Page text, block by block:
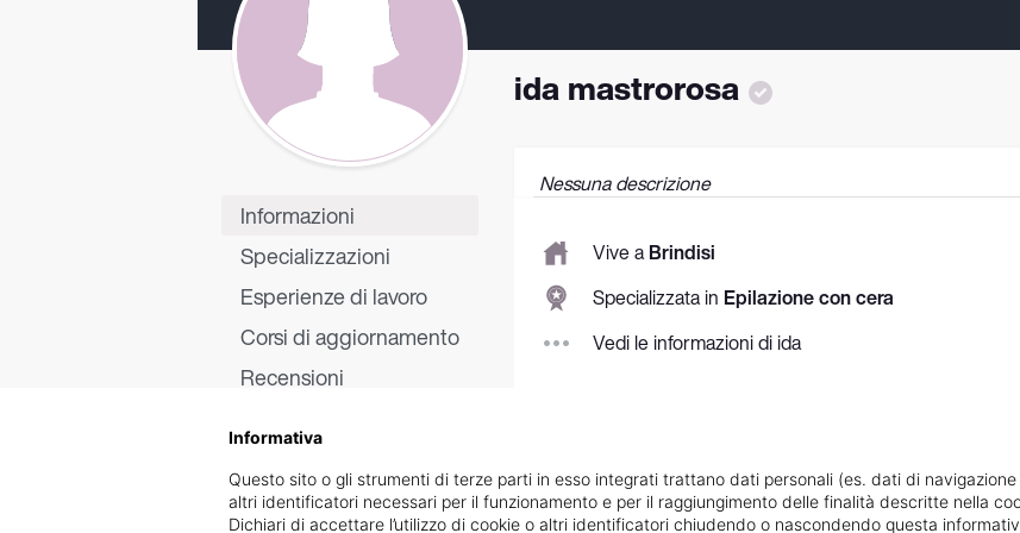
Informazioni
Specializzazioni
Esperienze di lavoro
Corsi di aggiornamento
Recensioni
ida mastrorosa
Nessuna descrizione
Vive aBrindisi
Specializzata in Epilazione con cera
Vedi le informazioni di ida
Informativa
Questo sito o gli strumenti di terze parti in esso integrati trattano dati personali (es. dati di
altri identificatori necessari per il funzionamento e per il raggiungimento delle finalità descritte nella
Dichiari di accettare l’utilizzo di cookie o altri identificatori chiudendo o nascondendo questa